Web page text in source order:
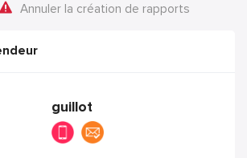
Annuler la création de rapports
guillot